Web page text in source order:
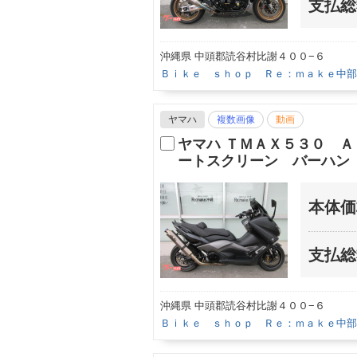
支払
沖縄県 中頭郡読谷村比謝４００−６
Ｂｉｋｅ ｓｈｏｐ Ｒｅ：ｍａｋｅ中
ヤマハ 複数画像 動画
ヤマハ ＴＭＡＸ５３０
ートスクリーン バーハン
本体
支払
沖縄県 中頭郡読谷村比謝４００−６
Ｂｉｋｅ ｓｈｏｐ Ｒｅ：ｍａｋｅ中